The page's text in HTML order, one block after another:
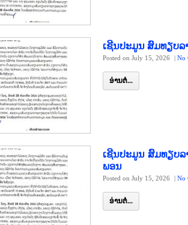
ເຊີນປະມູນ ສົມທຽບລ
Posted on July 15, 2026 | No
ອ່ານຕໍ່...
ເຊີນປະມູນ ສົມທຽບລ
ພອນ
Posted on July 15, 2026 | No
ອ່ານຕໍ່...